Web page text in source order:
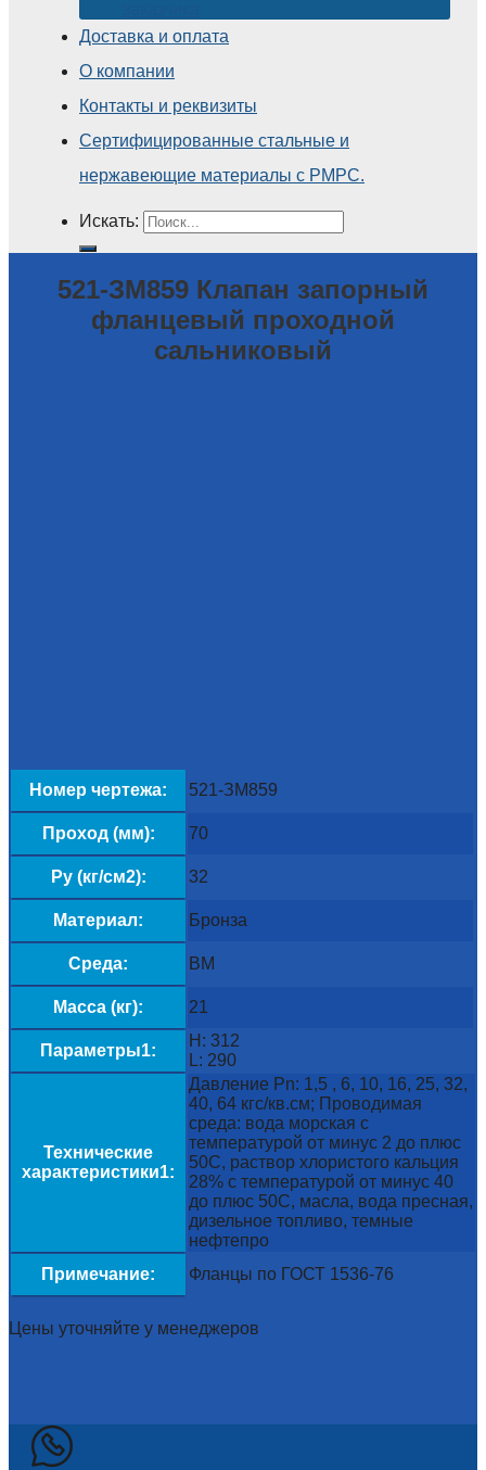
Доставка и оплата
О компании
Контакты и реквизиты
Сертифицированные стальные и
нержавеющие материалы с РМРС.
Искать:
521-ЗМ859 Клапан запорный
фланцевый проходной
сальниковый
Номер чертежа: 521-ЗМ859
Проход (мм): 70
Py (кг/см2): 32
Материал: Бронза
Среда: ВМ
Масса (кг): 21
Параметры1:
H: 312
L: 290
Технические
характеристики1:
Давление Pn: 1,5 , 6, 10, 16, 25, 32,
40, 64 кгс/кв.см; Проводимая
среда: вода морская с
температурой от минус 2 до плюс
50С, раствор хлористого кальция
28% с температурой от минус 40
до плюс 50С, масла, вода пресная,
дизельное топливо, темные
нефтепро
Примечание:
Фланцы по ГОСТ 1536-76
Цены уточняйте у менеджеров